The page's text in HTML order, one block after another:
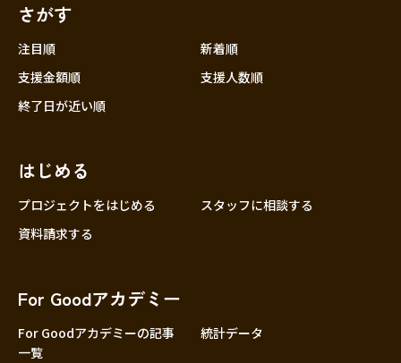
さがす
注目順
新着順
支援金額順
支援人数順
終了日が近い順
はじめる
プロジェクトをはじめる
スタッフに相談する
資料請求する
For Goodアカデミー
For Goodアカデミーの記事
一覧
統計データ